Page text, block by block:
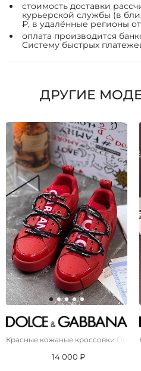
стоимость доставки
курьерской службы (в
₽, в удалённые регионы
оплата производится
Систему быстрых
ДРУГИЕ
Красные кожаные кроссовки Dolce
14 000 ₽